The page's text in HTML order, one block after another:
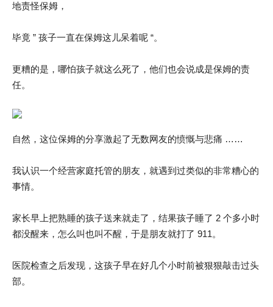
地责怪保姆，
毕竟 ” 孩子一直在保姆这儿呆着呢 “。
更糟的是，哪怕孩子就这么死了，他们也会说成是保姆的责
任。
自然，这位保姆的分享激起了无数网友的愤慨与悲痛 ……
我认识一个经营家庭托管的朋友，就遇到过类似的非常糟心的
事情。
家长早上把熟睡的孩子送来就走了，结果孩子睡了 2 个多小时
都没醒来，怎么叫也叫不醒，于是朋友就打了 911。
医院检查之后发现，这孩子早在好几个小时前被狠狠敲击过头
部。